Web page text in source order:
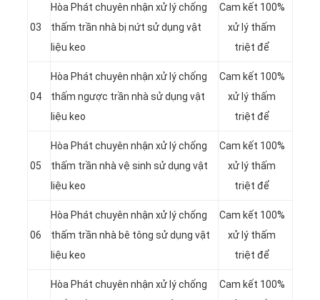
03
Hòa Phát chuyên nhận xử lý chống
thấm trần nhà bị nứt sử dụng vật
liệu keo
Cam kết 100%
xử lý thấm
triệt để
04
Hòa Phát chuyên nhận xử lý chống
thấm ngược trần nhà sử dụng vật
liệu keo
Cam kết 100%
xử lý thấm
triệt để
05
Hòa Phát chuyên nhận xử lý chống
thấm trần nhà vệ sinh sử dụng vật
liệu keo
Cam kết 100%
xử lý thấm
triệt để
06
Hòa Phát chuyên nhận xử lý chống
thấm trần nhà bê tông sử dụng vật
liệu keo
Cam kết 100%
xử lý thấm
triệt để
Hòa Phát chuyên nhận xử lý chống
Cam kết 100%